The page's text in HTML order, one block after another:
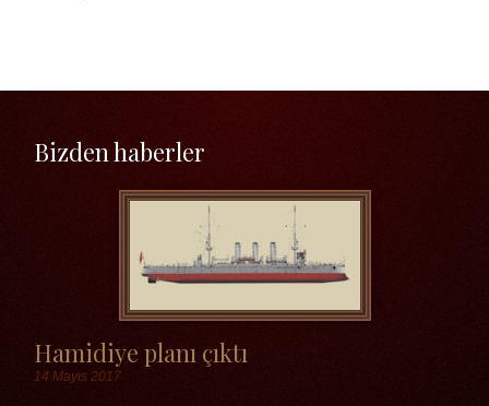
Bizden haberler
Hamidiye planı çıktı
14 Mayıs 2017